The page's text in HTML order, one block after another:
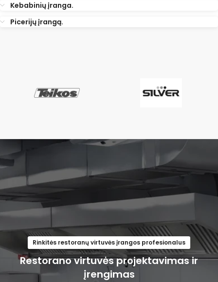
Kebabinių įranga.
Picerijų įrangą.
Rinkitės restoranų virtuvės įrangos profesionalus
Restorano virtuvės projektavimas ir
įrengimas